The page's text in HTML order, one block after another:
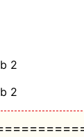
2
2